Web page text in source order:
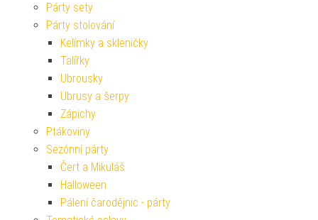
Párty sety
Párty stolování
Kelímky a skleničky
Talířky
Ubrousky
Ubrusy a šerpy
Zápichy
Ptákoviny
Sezónní párty
Čert a Mikuláš
Halloween
Pálení čarodějnic - párty